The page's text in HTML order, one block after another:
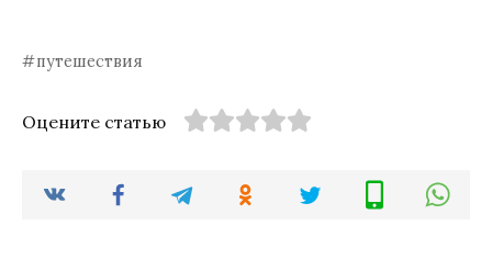
путешествия
Оцените статью